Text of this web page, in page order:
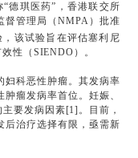
德琪医药”，香港联交所
督管理局（NMPA）批准
该试验旨在评估塞利尼
性（SIENDO）。
妇科恶性肿瘤。其发病率
瘤发病率首位。妊娠、
要发病因素[1]。目前，
后治疗选择有限，亟需新